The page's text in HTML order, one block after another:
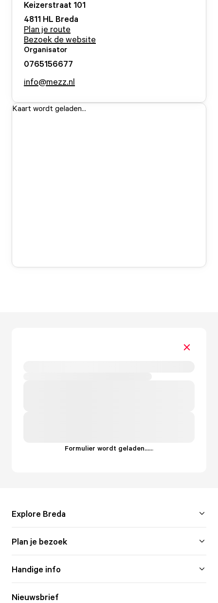
Keizerstraat 101
4811 HL Breda
Plan je route
Bezoek de website
Organisator
0765156677
info@mezz.nl
Kaart wordt geladen...
Formulier wordt geladen......
Explore Breda
Plan je bezoek
Handige info
Nieuwsbrief